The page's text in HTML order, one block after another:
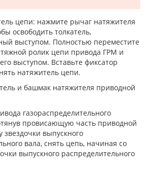
цепи: нажмите рычаг натяжителя
освободить толкатель,
выступом. Полностью переместите
ролик цепи привода ГРМ и
выступом. Вставьте фиксатор
натяжитель цепи.
и башмак натяжителя приводной
газораспределительного
провисающую часть приводной
звездочки выпускного
вала, снять цепь, начиная со
выпускного распределительного